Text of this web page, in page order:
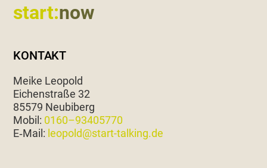
start:now
KONTAKT
Meike Leopold
Eichen­straße 32
85579 Neubiberg
Mobil: 0160–93405770
E‑Mail: leopold@start-talking.de